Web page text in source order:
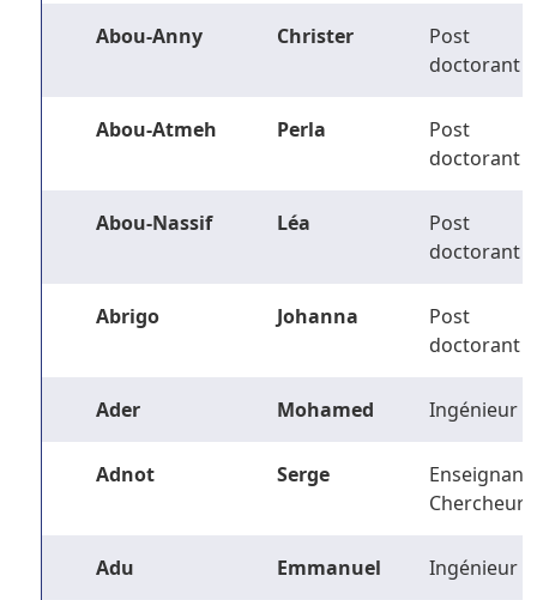
Abou-Anny Christer
Post
doctorant
Abou-Atmeh Perla
Post
doctorant
Abou-Nassif Léa
Post
doctorant
Abrigo Johanna
Post
doctorant
Ader Mohamed Ingénieur
Adnot Serge
Enseignant-
Chercheur
Adu Emmanuel Ingénieur